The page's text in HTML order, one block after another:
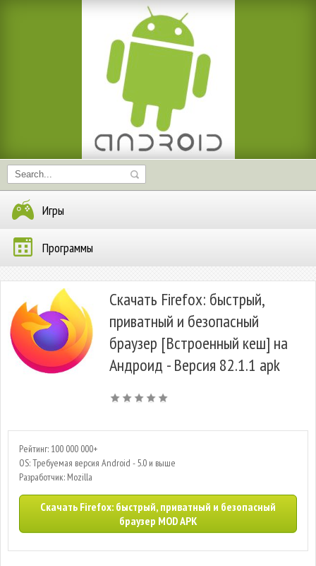
Игры
Программы
Скачать Firefox: быстрый,
приватный и безопасный
браузер [Встроенный кеш] на
Андроид - Версия 82.1.1 apk
Рейтинг: 100 000 000+
OS: Требуемая версия Android - 5.0 и выше
Разработчик: Mozilla
Скачать Firefox: быстрый, приватный и безопасный
браузер MOD APK